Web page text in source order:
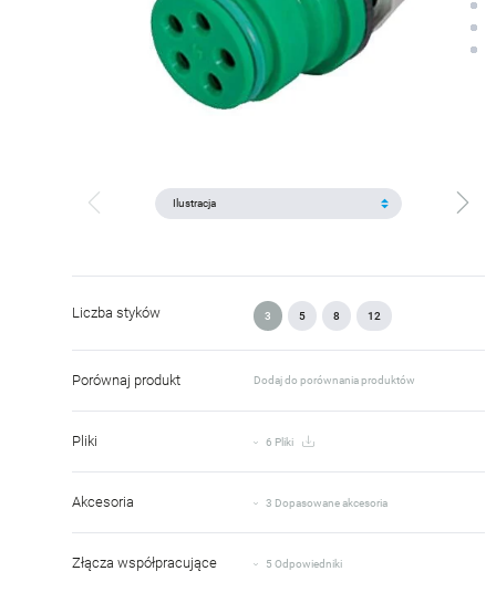
Liczba styków 3 5 8 12
Porównaj produkt Dodaj do porównania produktów
Pliki 6 Pliki
Akcesoria 3 Dopasowane akcesoria
Złącza współpracujące 5 Odpowiedniki